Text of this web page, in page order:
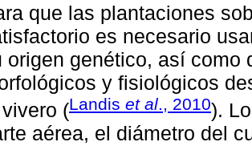
que las plantaciones
es necesario
origen genético, así como
y fisiológicos
(Landis et al., 2010).
aérea, el diámetro del